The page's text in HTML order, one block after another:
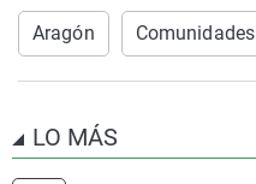
Aragón
LO MÁS